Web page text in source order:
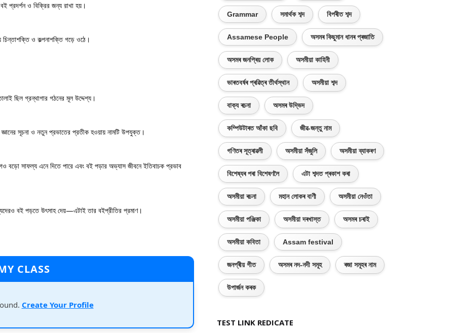
প্রদর্শন ও বিক্রির জন্য রাখা হয়।
চিন্তাশক্তি ও কল্পনাশক্তি গড়ে ওঠে।
ছিল গ্রন্থাগার গঠনের মূল উদ্দেশ্য।
সূচনা ও নতুন প্রভাতের প্রতীক হওয়ায় নামটি উপযুক্ত।
বড়ো সাফল্য এনে দিতে পারে এবং বই পড়ার অভ্যাস জীবনে ইতিবাচক প্রভাব
বই পড়তে উৎসাহ দেয়—এটাই তার বইপ্রীতির প্রমাণ।
CLASS
Create Your Profile
Grammar সমাৰ্থক শব্দ বিপৰীত শব্দ
Assamese People অসমৰ কিছুমান ধানৰ প্ৰজাতি
অসমৰ জনপ্ৰিয় লোক অসমীয়া কাহিনী
ভাৰতবৰ্ষৰ প্ৰৱিত্ৰ তীৰ্থস্থান অসমীয়া শব্দ
বাক্য ৰচনা অসমৰ উদ্ভিদ
কম্পিউটাৰত আঁকা ছবি জীৱ-জন্তু নাম
গণিতৰ সূত্ৰাৱলী অসমীয়া সঁজুলি অসমীয়া ব্যাকৰণ
বিশেষ্যৰ পৰা বিশেষণলৈ এটা শব্দত প্ৰকাশ কৰা
অসমীয়া ৰচনা মহান লোকৰ বাণী অসমীয়া নেওঁতা
অসমীয়া পঞ্জিকা অসমীয়া দৰখাস্ত অসমৰ চৰাই
অসমীয়া কবিতা Assam festival
জনপ্ৰীয় গীত অসমৰ নদ-নদী সমূহ ৰজা সমূহৰ নাম
উপাৰ্জন কৰক
TEST LINK REDICATE